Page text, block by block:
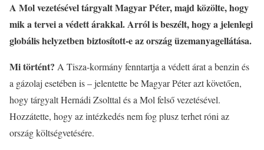
A Mol vezetésével tárgyalt Magyar Péter, majd közölte, hogy
mik a tervei a védett árakkal. Arról is beszélt, hogy a jelenlegi
globális helyzetben biztosított-e az ország üzemanyagellátása.
Mi történt? A Tisza-kormány fenntartja a védett árat a benzin és
a gázolaj esetében is – jelentette be Magyar Péter azt követően,
hogy tárgyalt Hernádi Zsolttal és a Mol felső vezetésével.
Hozzátette, hogy az intézkedés nem fog plusz terhet róni az
ország költségvetésére.